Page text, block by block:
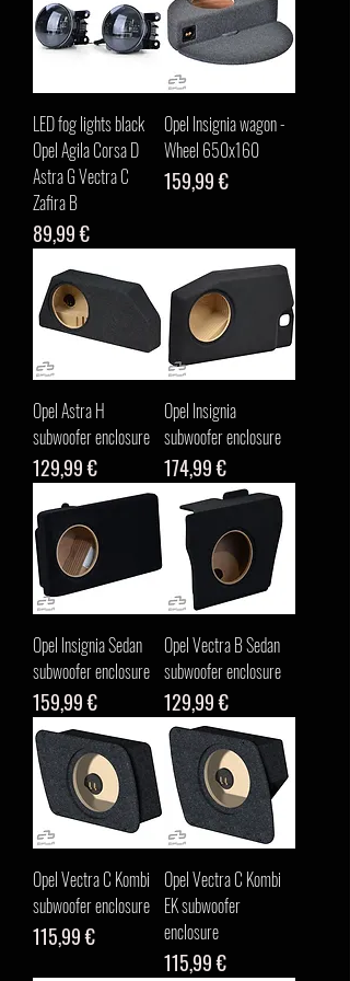
LED fog lights black
Opel Agila Corsa D
Astra G Vectra C
Zafira B
Цена
89,99 €
Opel Insignia wagon -
Wheel 650x160
Цена
159,99 €
Opel Astra H
subwoofer enclosure
Цена
129,99 €
Opel Insignia
subwoofer enclosure
Цена
174,99 €
Opel Insignia Sedan
subwoofer enclosure
Цена
159,99 €
Opel Vectra B Sedan
subwoofer enclosure
Цена
129,99 €
Opel Vectra C Kombi
subwoofer enclosure
Цена
115,99 €
Opel Vectra C Kombi
EK subwoofer
enclosure
Цена
115,99 €